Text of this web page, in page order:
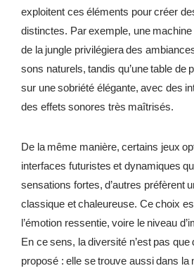
exploitent ces éléments pour créer
distinctes. Par exemple, une
de la jungle privilégiera des
sons naturels, tandis qu’une table de
sur une sobriété élégante, avec des
des effets sonores très maîtrisés.
De la même manière, certains jeux
interfaces futuristes et dynamiques
sensations fortes, d’autres préfèrent
classique et chaleureuse. Ce choix
l’émotion ressentie, voire le niveau
En ce sens, la diversité n’est pas que
proposé : elle se trouve aussi dans la